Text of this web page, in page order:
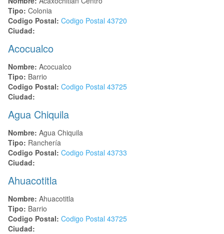
Tipo: Colonia
Codigo Postal: Codigo Postal 43720
Ciudad:
Acocualco
Nombre: Acocualco
Tipo: Barrio
Codigo Postal: Codigo Postal 43725
Ciudad:
Agua Chiquila
Nombre: Agua Chiquila
Tipo: Ranchería
Codigo Postal: Codigo Postal 43733
Ciudad:
Ahuacotitla
Nombre: Ahuacotitla
Tipo: Barrio
Codigo Postal: Codigo Postal 43725
Ciudad: